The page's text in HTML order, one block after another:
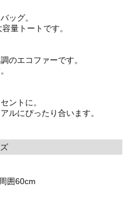
ッグ。
量トートです。
のエコファーです。
ントに。
ルにぴったり合います。
囲60cm